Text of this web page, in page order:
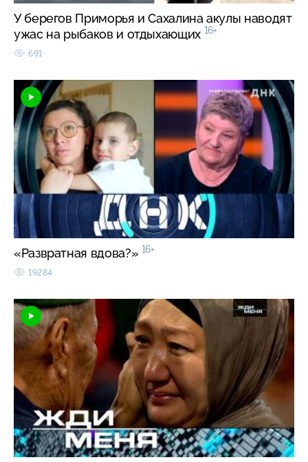
У берегов Приморья и Сахалина акулы наводят
ужас на рыбаков и отдыхающих 16+
691
«Развратная вдова?» 16+
19284